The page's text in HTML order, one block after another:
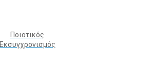
Ποιοτικός
Εκσυγχρονισμός